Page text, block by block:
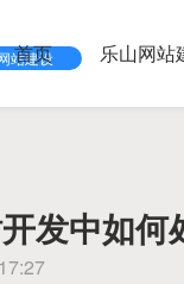
站建设
首页 乐山网站
发中如何